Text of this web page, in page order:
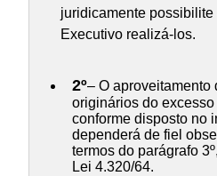
juridicamente possibilite
Executivo realizá-los.
2º– O aproveitamento
originários do
conforme disposto no
dependerá de fiel
termos do parágrafo
Lei 4.320/64.